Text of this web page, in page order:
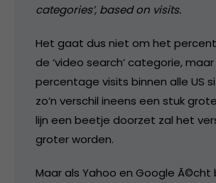
categories’, based on visits.
Het gaat dus niet om het
de ‘video search’ categorie,
percentage visits binnen alle US
zo’n verschil ineens een stuk
lijn een beetje doorzet zal het
groter worden.
Maar als Yahoo en Google Ã©cht